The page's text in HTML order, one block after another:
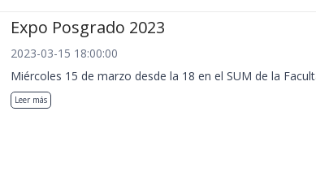
Expo Posgrado 2023
2023-03-15 18:00:00
Miércoles 15 de marzo desde la 18 en el SUM de la
Leer más